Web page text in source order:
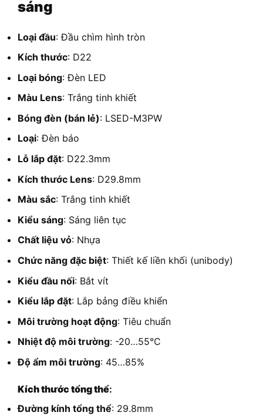
sáng
Loại đầu: Đầu chìm hình tròn
Kích thước: D22
Loại bóng: Đèn LED
Màu Lens: Trắng tinh khiết
Bóng đèn (bán lẻ): LSED-M3PW
Loại: Đèn báo
Lỗ lắp đặt: D22.3mm
Kích thước Lens: D29.8mm
Màu sắc: Trắng tinh khiết
Kiểu sáng: Sáng liên tục
Chất liệu vỏ: Nhựa
Chức năng đặc biệt: Thiết kế liền khối (unibody)
Kiểu đầu nối: Bắt vít
Kiểu lắp đặt: Lắp bảng điều khiển
Môi trường hoạt động: Tiêu chuẩn
Nhiệt độ môi trường: -20…55°C
Độ ẩm môi trường: 45…85%
Kích thước tổng thể:
Đường kính tổng thể: 29.8mm